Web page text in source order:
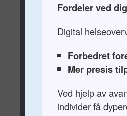
Fordeler ved
Digital
Forbedret
Mer presis
Ved hjelp av
individer få